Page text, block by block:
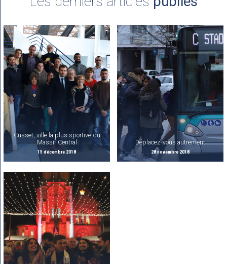
Cusset, ville la plus sportive du
Massif Central
15 décembre 2018
Déplacez-vous autrement
28 novembre 2018